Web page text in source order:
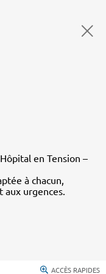
en Tension –
à chacun,
aux urgences.
ACCÈS RAPIDES